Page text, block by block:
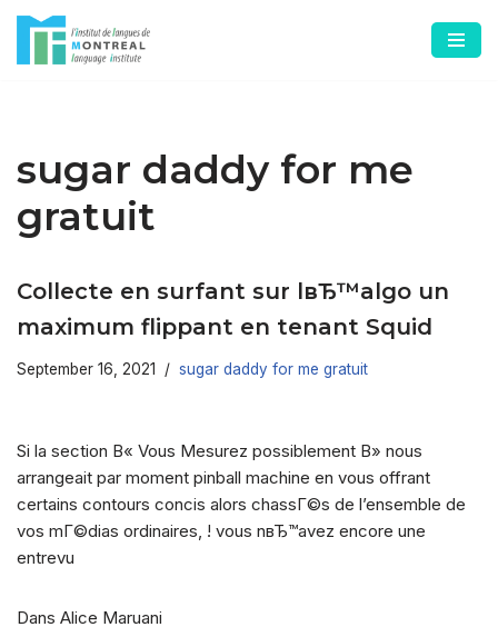
Skip
sugar daddy for me
gratuit
Collecte en surfant sur lвЂ™algo un
maximum flippant en tenant Squid
September 16, 2021 sugar daddy for me gratuit
Si la section В« Vous Mesurez possiblement В» nous
arrangeait par moment pinball machine en vous offrant
certains contours concis alors chassГ©s de l’ensemble de
vos mГ©dias ordinaires, ! vous nвЂ™avez encore une
entrevu
Dans Alice Maruani